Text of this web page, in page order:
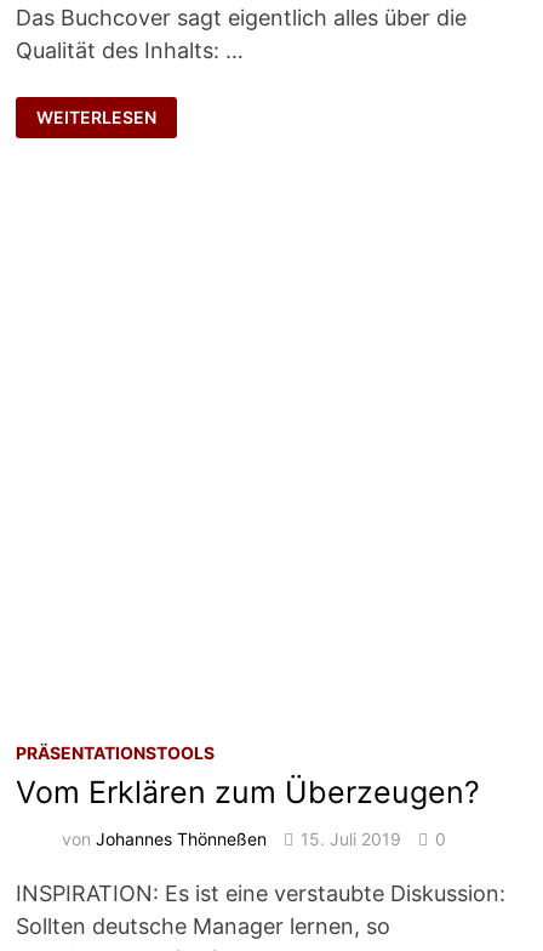
Das Buchcover sagt eigentlich alles über die
Qualität des Inhalts: …
DEN
RAUM
NUTZEN
WEITERLESEN
PRÄSENTATIONSTOOLS
Vom Erklären zum Überzeugen?
vonJohannes Thönneßen 15. Juli 2019 0
INSPIRATION: Es ist eine verstaubte Diskussion:
Sollten deutsche Manager lernen, so